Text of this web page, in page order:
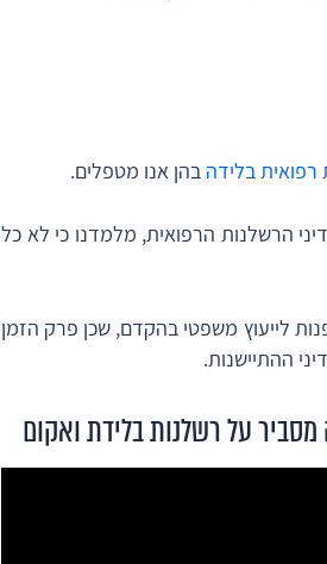
רפואית בלידה בהן אנו מטפלים.
הרשלנות הרפואית, מלמדנו כי לא כל
לייעוץ משפטי בהקדם, שכן פרק הזמן
ההתיישנות.
על רשלנות בלידת ואקום